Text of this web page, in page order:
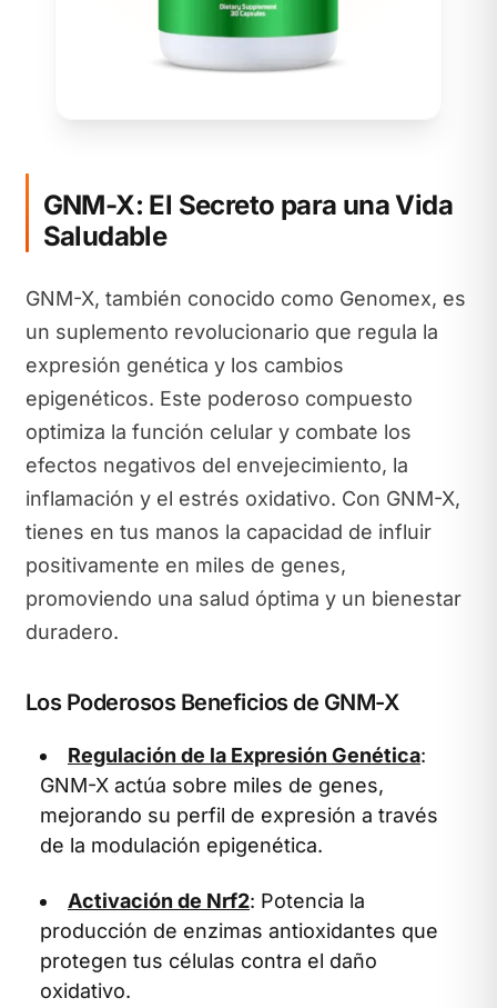
GNM-X: El Secreto para una Vida
Saludable
GNM-X, también conocido como Genomex, es
un suplemento revolucionario que regula la
expresión genética y los cambios
epigenéticos. Este poderoso compuesto
optimiza la función celular y combate los
efectos negativos del envejecimiento, la
inflamación y el estrés oxidativo. Con GNM-X,
tienes en tus manos la capacidad de influir
positivamente en miles de genes,
promoviendo una salud óptima y un bienestar
duradero.
Los Poderosos Beneficios de GNM-X
Regulación de la Expresión Genética:
GNM-X actúa sobre miles de genes,
mejorando su perfil de expresión a través
de la modulación epigenética.
Activación de Nrf2: Potencia la
producción de enzimas antioxidantes que
protegen tus células contra el daño
oxidativo.